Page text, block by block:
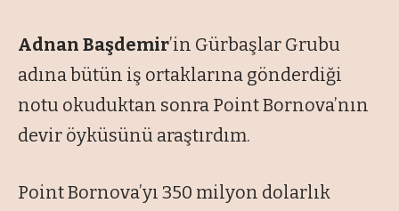
Adnan Başdemir’in Gürbaşlar Grubu
adına bütün iş ortaklarına gönderdiği
notu okuduktan sonra Point Bornova’nın
devir öyküsünü araştırdım.
Point Bornova’yı 350 milyon dolarlık